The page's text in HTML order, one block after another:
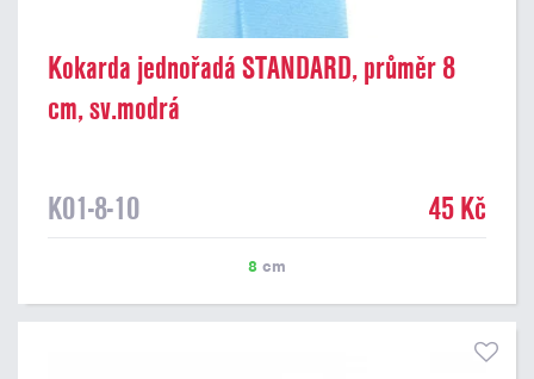
Kokarda jednořadá STANDARD, průměr 8
cm, sv.modrá
K01-8-10 45 Kč
8 cm